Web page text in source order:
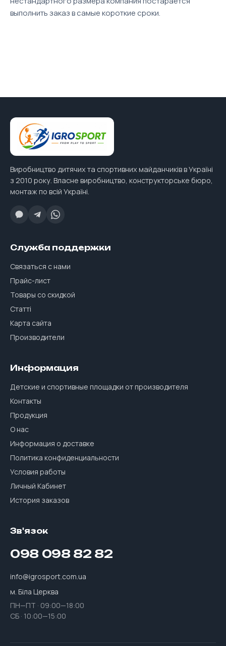
выполнить заказ в самые короткие сроки.
Виробництво дитячих та спортивних майданчиків в Україні
з 2010 року. Власне виробництво, конструкторське бюро,
монтаж по всій Україні.
Служба поддержки
Связаться с нами
Прайс-лист
Товары со скидкой
Статті
Карта сайта
Производители
Информация
Детские и спортивные площадки от производителя
Контакты
Продукция
О нас
Информация о доставке
Политика конфиденциальности
Условия работы
Личный Кабинет
История заказов
Зв'язок
098 098 82 82
info@igrosport.com.ua
м. Біла Церква
ПН—ПТ · 09:00—18:00
СБ · 10:00—15:00